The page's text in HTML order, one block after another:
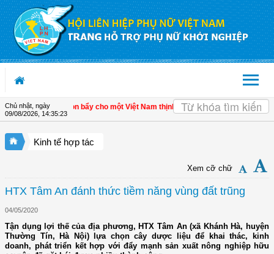
Truy cập nội dung luôn
Chủ nhật, ngày
09/08/2026 14:35:24
tế tư nhân - Đòn bẩy cho một Việt Nam thịnh vượng | Hội LHPN tỉnh Kiên
Kinh tế hợp tác
Xem cỡ chữ
HTX Tâm An đánh thức tiềm năng vùng đất trũng
04/05/2020
Tận dụng lợi thế của địa phương, HTX Tâm An (xã Khánh Hà, huyện
Thường Tín, Hà Nội) lựa chọn cây dược liệu để khai thác, kinh
doanh, phát triển kết hợp với đẩy mạnh sản xuất nông nghiệp hữu